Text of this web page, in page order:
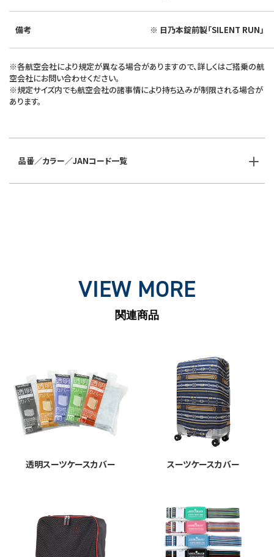
備考 ※ 日乃本錠前製「SILENT RUN」
※各航空会社により規定が異なる場合がありますので、詳しくはご搭乗の航
空会社にお問い合わせください。
※規定サイズ内でも航空会社の諸事情により持ち込みが制限される場合が
あります。
品番／カラー／JANコード一覧
VIEW MORE
関連商品
透明スーツケースカバー スーツケースカバー